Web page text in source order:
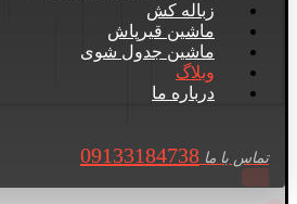
زباله کش
ماشین قیرپاش
ماشین جدول شوی
وبلاگ
درباره ما
تماس با ما 09133184738